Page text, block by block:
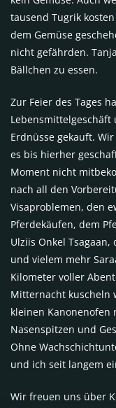
tausend Tugrik
dem Gemüse
nicht gefährden.
Bällchen zu essen.
Zur Feier des Tages
Erdnüsse gekauft.
es bis hierher
Moment nicht
nach all den
Visaproblemen, den
Pferdekäufen, dem
Ulziis Onkel
und vielem mehr
Kilometer voller
Mitternacht kuscheln
kleinen
Nasenspitzen und
Ohne
und ich seit langem
Wir freuen uns über